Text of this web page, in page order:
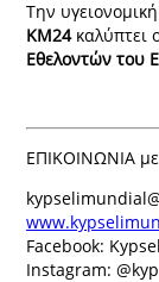
Την
ΚΜ24καλύπτει
Εθελοντών του
ΕΠΙΚΟΙΝΩΝΙΑ
Facebook:
Instagram: